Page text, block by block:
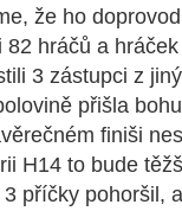
že ho
82 hráčů a
3 zástupci z
přišla
finiši
H14 to bude
3 příčky pohoršil,